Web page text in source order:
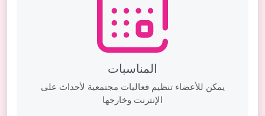
المناسبات
يمكن للأعضاء تنظيم فعاليات مجتمعية لأحداث على
الإنترنت وخارجها